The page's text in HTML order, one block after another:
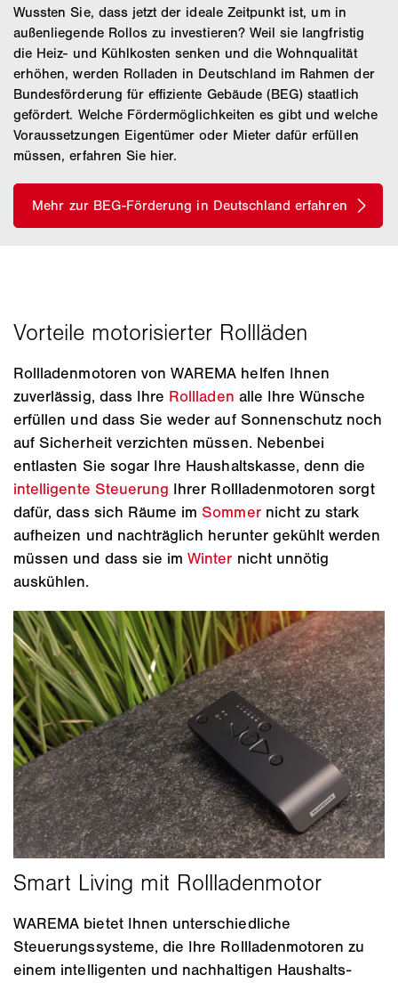
Wussten Sie, dass jetzt der ideale Zeitpunkt ist, um in
außenliegende Rollos zu investieren? Weil sie langfristig
die Heiz- und Kühlkosten senken und die Wohnqualität
erhöhen, werden Rolladen in Deutschland im Rahmen der
Bundesförderung für effiziente Gebäude (BEG) staatlich
gefördert. Welche Fördermöglichkeiten es gibt und welche
Voraussetzungen Eigentümer oder Mieter dafür erfüllen
müssen, erfahren Sie hier.
Rollladenmotoren von WAREMA helfen Ihnen
zuverlässig, dass Ihre Rollladen alle Ihre Wünsche
erfüllen und dass Sie weder auf Sonnenschutz noch
auf Sicherheit verzichten müssen. Nebenbei
entlasten Sie sogar Ihre Haushaltskasse, denn die
intelligente Steuerung Ihrer Rollladenmotoren sorgt
dafür, dass sich Räume im Sommernicht zu stark
aufheizen und nachträglich herunter gekühlt werden
müssen und dass sie imWinter nicht unnötig
auskühlen.
WAREMA bietet Ihnen unterschiedliche
Steuerungssysteme, die Ihre Rollladenmotoren zu
einem intelligenten und nachhaltigen Haushalts-